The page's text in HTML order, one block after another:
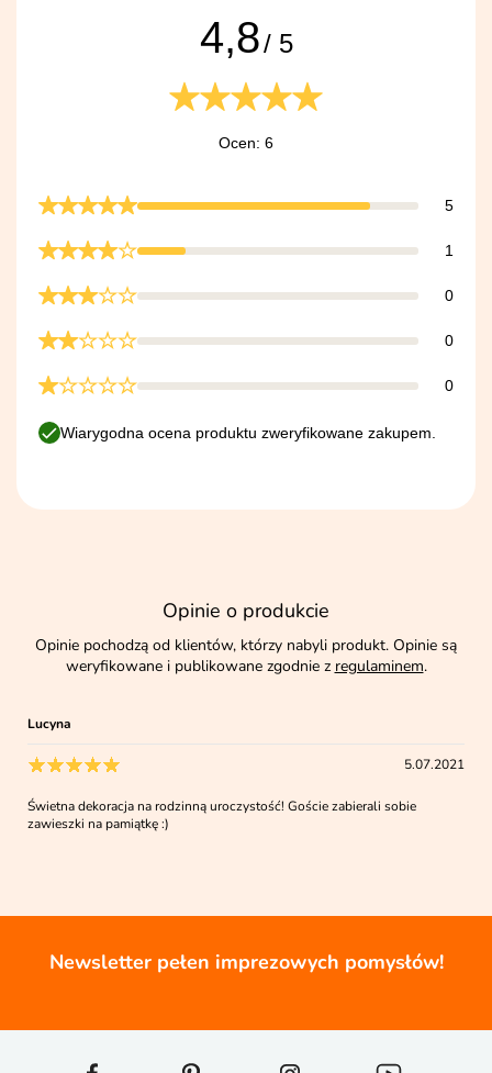
4,8/ 5
Ocen: 6
5
1
0
0
0
Wiarygodna ocena produktu zweryfikowane zakupem.
Opinie o produkcie
Opinie pochodzą od klientów, którzy nabyli produkt. Opinie są
weryfikowane i publikowane zgodnie z regulaminem.
Lucyna
5.07.2021
Świetna dekoracja na rodzinną uroczystość! Goście zabierali sobie
zawieszki na pamiątkę :)
Newsletter pełen imprezowych pomysłów!